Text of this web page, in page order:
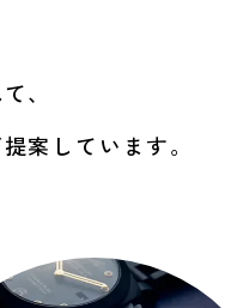
、
案しています。